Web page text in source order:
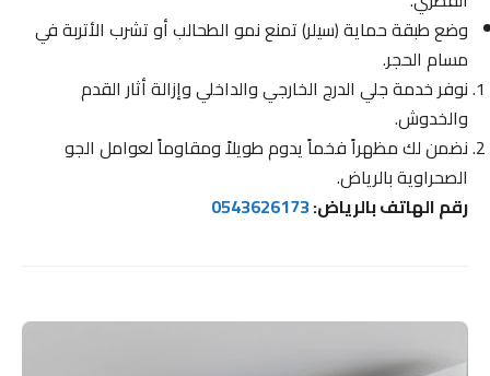
وضع طبقة حماية (سيلر) تمنع نمو الطحالب أو تشرب الأتربة في
مسام الحجر.
نوفر خدمة جلي الدرج الخارجي والداخلي وإزالة أثار القدم
والخدوش.
نضمن لك مظهراً فخماً يدوم طويلاً ومقاوماً لعوامل الجو
الصحراوية بالرياض.
رقم الهاتف بالرياض:0543626173